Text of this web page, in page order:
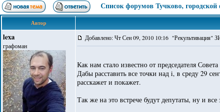
Список форумов Тучково,
Автор
lexa
графоман
Добавлено: Чт Сен 09, 2010 10:16 "Рекультивация"
Как нам стало известно от председателя
Дабы расставить все точки над i, в среду 29
расскажет и покажет.
Так же на это встрече будут депутаты, ну и